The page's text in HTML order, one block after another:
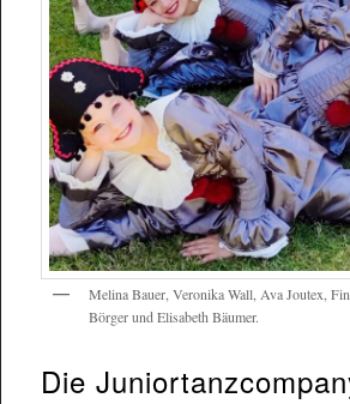
Melina Bauer, Veronika Wall, Ava Joutex,
Börger und Elisabeth Bäumer.
Die